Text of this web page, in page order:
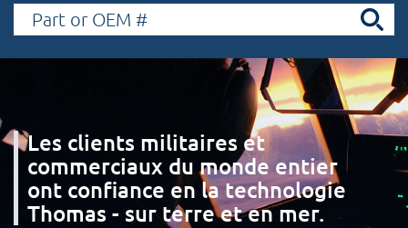
Les clients militaires et
commerciaux du monde entier
ont confiance en la technologie
Thomas - sur terre et en mer.